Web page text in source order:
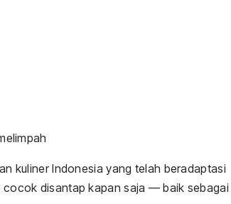
kuliner Indonesia yang telah beradaptasi
cocok disantap kapan saja — baik sebagai